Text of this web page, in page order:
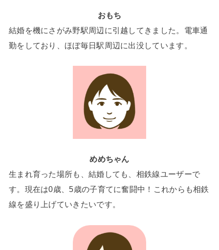
おもち
結婚を機にさがみ野駅周辺に引越してきました。電車通
勤をしており、ほぼ毎日駅周辺に出没しています。
めめちゃん
生まれ育った場所も、結婚しても、相鉄線ユーザーで
す。現在は0歳、5歳の子育てに奮闘中！これからも相鉄
線を盛り上げていきたいです。